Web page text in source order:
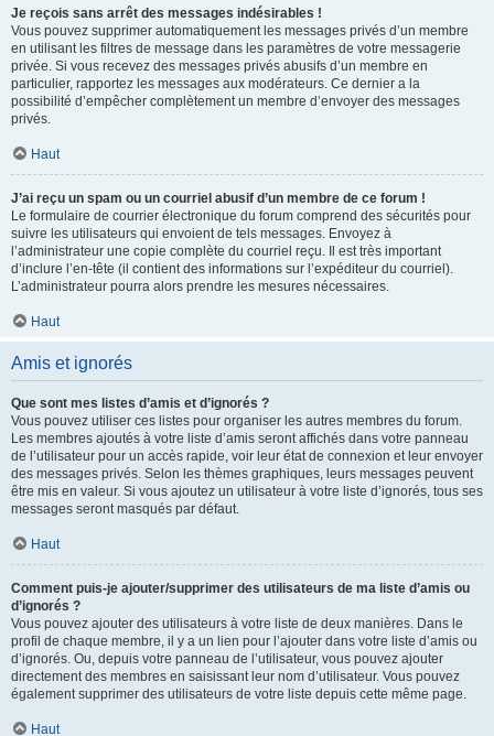
Je reçois sans arrêt des messages indésirables !
Vous pouvez supprimer automatiquement les messages privés d’un membre
en utilisant les filtres de message dans les paramètres de votre messagerie
privée. Si vous recevez des messages privés abusifs d’un membre en
particulier, rapportez les messages aux modérateurs. Ce dernier a la
possibilité d’empêcher complètement un membre d’envoyer des messages
privés.
Haut
J’ai reçu un spam ou un courriel abusif d’un membre de ce forum !
Le formulaire de courrier électronique du forum comprend des sécurités pour
suivre les utilisateurs qui envoient de tels messages. Envoyez à
l’administrateur une copie complète du courriel reçu. Il est très important
d’inclure l’en-tête (il contient des informations sur l’expéditeur du courriel).
L’administrateur pourra alors prendre les mesures nécessaires.
Haut
Amis et ignorés
Que sont mes listes d’amis et d’ignorés ?
Vous pouvez utiliser ces listes pour organiser les autres membres du forum.
Les membres ajoutés à votre liste d’amis seront affichés dans votre panneau
de l’utilisateur pour un accès rapide, voir leur état de connexion et leur envoyer
des messages privés. Selon les thèmes graphiques, leurs messages peuvent
être mis en valeur. Si vous ajoutez un utilisateur à votre liste d’ignorés, tous ses
messages seront masqués par défaut.
Haut
Comment puis-je ajouter/supprimer des utilisateurs de ma liste d’amis ou
d’ignorés ?
Vous pouvez ajouter des utilisateurs à votre liste de deux manières. Dans le
profil de chaque membre, il y a un lien pour l’ajouter dans votre liste d’amis ou
d’ignorés. Ou, depuis votre panneau de l’utilisateur, vous pouvez ajouter
directement des membres en saisissant leur nom d’utilisateur. Vous pouvez
également supprimer des utilisateurs de votre liste depuis cette même page.
Haut